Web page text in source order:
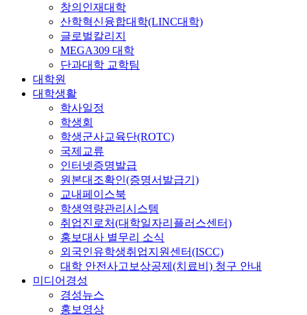
창의인재대학
산학혁신융합대학(LINC대학)
글로벌칼리지
MEGA309 대학
단과대학 교학팀
대학원
대학생활
학사일정
학생회
학생군사교육단(ROTC)
국제교류
인터넷증명발급
원본대조확인(증명서발급기)
교내페이스북
학생역량관리시스템
취업진로처(대학일자리플러스센터)
홍보대사 별무리 소식
외국인유학생취업지원센터(ISCC)
대학 안전사고보상공제(치료비) 청구 안내
미디어경성
경성뉴스
홍보영상